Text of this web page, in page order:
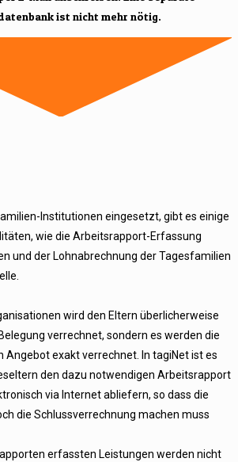
ist nicht mehr nötig.
Institutionen eingesetzt, gibt es einige
wie die Arbeitsrapport-Erfassung
und der Lohnabrechnung der Tagesfamilien
wird den Eltern überlicherweise
verrechnet, sondern es werden die
Angebot exakt verrechnet. In tagiNet ist es
den dazu notwendigen Arbeitsrapport
via Internet abliefern, so dass die
die Schlussverrechnung machen muss
erfassten Leistungen werden nicht